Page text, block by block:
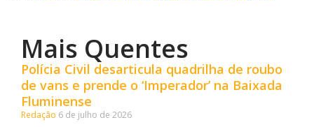
Mais Quentes
Polícia Civil desarticula quadrilha de roubo
de vans e prende o ‘Imperador’ na Baixada
Fluminense
Redação 6 de julho de 2026